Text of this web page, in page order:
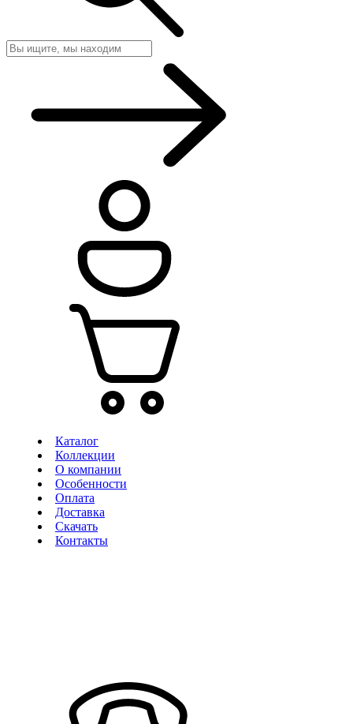
Каталог
Коллекции
О компании
Особенности
Оплата
Доставка
Скачать
Контакты